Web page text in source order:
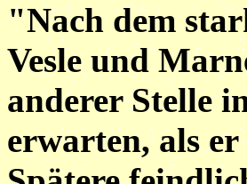
"Nach dem
Vesle und
anderer Stelle
erwarten, als